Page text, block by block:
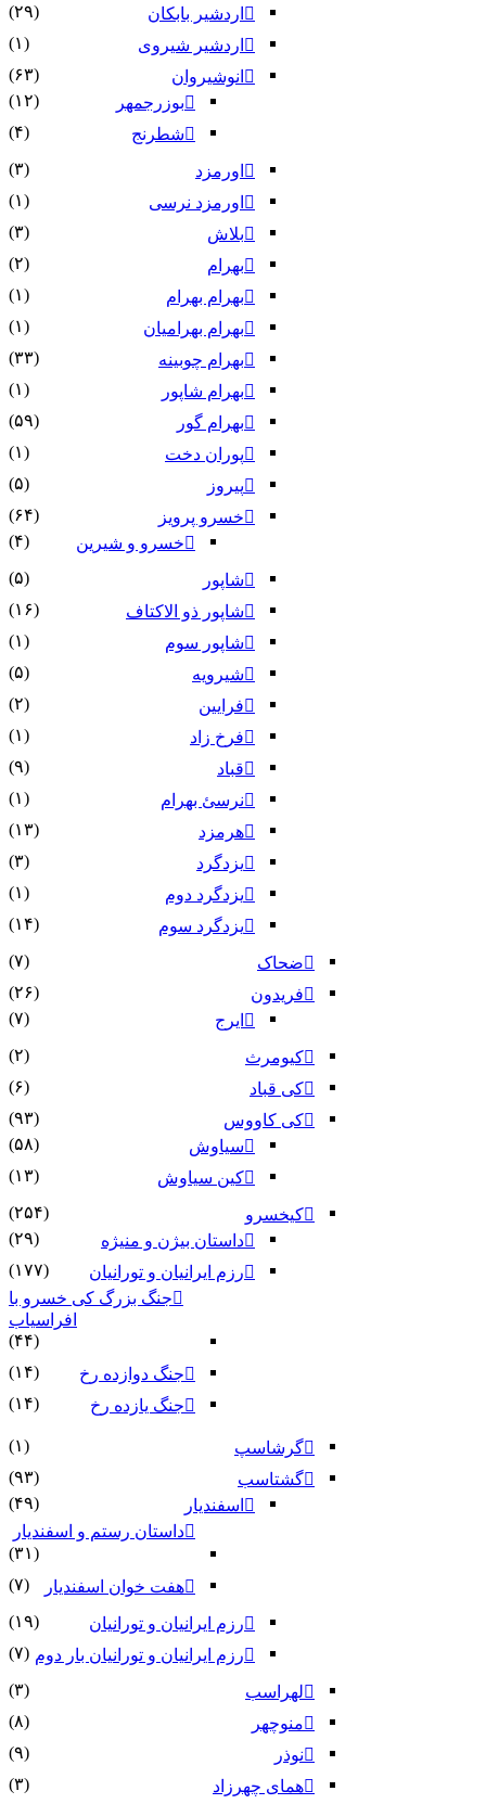
اردشیر بابکان
(۲۹)
اردشیر شیروی
(۱)
انوشیروان
(۶۳)
بوزرجمهر
(۱۲)
شطرنج
(۴)
اورمزد
(۳)
اورمزد نرسى‏
(۱)
بلاش
(۳)
بهرام
(۲)
بهرام بهرام
(۱)
بهرام بهرامیان‏
(۱)
بهرام چوبینه
(۳۳)
بهرام شاپور
(۱)
بهرام گور
(۵۹)
پوران دخت
(۱)
پیروز
(۵)
خسرو پرویز
(۶۴)
خسرو و شیرین
(۴)
شاپور
(۵)
شاپور ذو الاکتاف
(۱۶)
شاپور سوم‏
(۱)
شیرویه
(۵)
فرایین
(۲)
فرخ زاد
(۱)
قباد
(۹)
نرسئ بهرام‏
(۱)
هرمزد
(۱۳)
یزدگرد
(۳)
یزدگرد دوم
(۱)
یزدگرد سوم
(۱۴)
ضحاک
(۷)
فریدون
(۲۶)
ایرج
(۷)
کیومرث
(۲)
کی قباد
(۶)
کی کاووس
(۹۳)
سیاوش
(۵۸)
کین سیاوش
(۱۳)
کیخسرو
(۲۵۴)
داستان بیژن و منیژه
(۲۹)
رزم ایرانیان و تورانیان
(۱۷۷)
جنگ بزرگ کی خسرو با
افراسیاب
(۴۴)
جنگ دوازده رخ
(۱۴)
جنگ یازده رخ
(۱۴)
گرشاسپ
(۱)
گشتاسب
(۹۳)
اسفندیار
(۴۹)
داستان رستم و اسفندیار
(۳۱)
هفت خوان اسفندیار
(۷)
رزم ایرانیان و تورانیان
(۱۹)
رزم ایرانیان و تورانیان بار دوم (۷)
لهراسب
(۳)
منوچهر
(۸)
نوذر
(۹)
هماى چهرزاد
(۳)